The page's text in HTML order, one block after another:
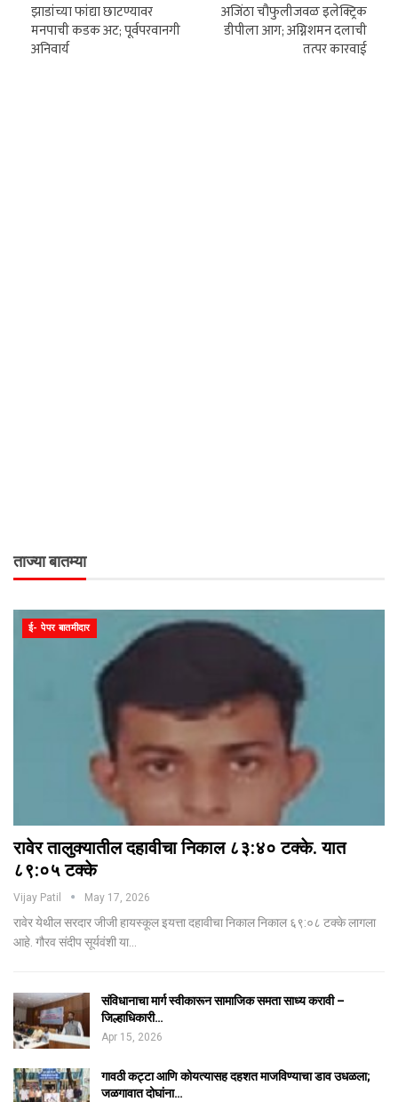
झाडांच्या फांद्या छाटण्यावर
मनपाची कडक अट; पूर्वपरवानगी
अनिवार्य
अजिंठा चौफुलीजवळ इलेक्ट्रिक
डीपीला आग; अग्निशमन दलाची
तत्पर कारवाई
ताज्या बातम्या
ई- पेपर बातमीदार
रावेर तालुक्यातील दहावीचा निकाल ८३:४० टक्के. यात
८९:०५ टक्के
Vijay Patil May 17, 2026
रावेर येथील सरदार जीजी हायस्कूल इयत्ता दहावीचा निकाल निकाल ६९:०८ टक्के लागला
आहे. गौरव संदीप सूर्यवंशी या…
संविधानाचा मार्ग स्वीकारून सामाजिक समता साध्य करावी –
जिल्हाधिकारी…
Apr 15, 2026
गावठी कट्टा आणि कोयत्यासह दहशत माजविण्याचा डाव उधळला;
जळगावात दोघांना…